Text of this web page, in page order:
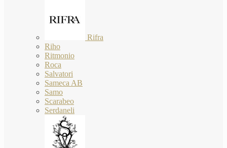
Rifra
Riho
Ritmonio
Roca
Salvatori
Sameca AB
Samo
Scarabeo
Serdaneli